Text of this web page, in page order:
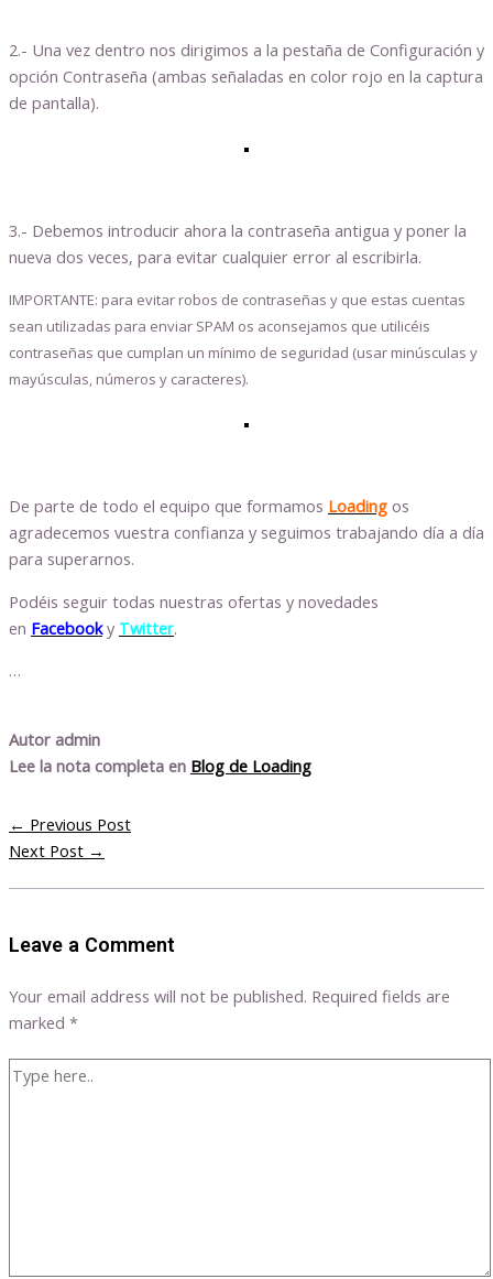
2.- Una vez dentro nos dirigimos a la pestaña de Configuración y
opción Contraseña (ambas señaladas en color rojo en la captura
de pantalla).
3.- Debemos introducir ahora la contraseña antigua y poner la
nueva dos veces, para evitar cualquier error al escribirla.
IMPORTANTE: para evitar robos de contraseñas y que estas cuentas
sean utilizadas para enviar SPAM os aconsejamos que utilicéis
contraseñas que cumplan un mínimo de seguridad (usar minúsculas y
mayúsculas, números y caracteres).
De parte de todo el equipo que formamos Loading os
agradecemos vuestra confianza y seguimos trabajando día a día
para superarnos.
Podéis seguir todas nuestras ofertas y novedades
en Facebooky Twitter.
…
Autor admin
Lee la nota completa en Blog de Loading
← Previous Post
Next Post →
Leave a Comment
Your email address will not be published. Required fields are
marked *
Type